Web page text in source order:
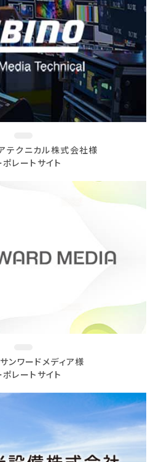
テクニカル株式会社様
レートサイト
ンワードメディア様
レートサイト